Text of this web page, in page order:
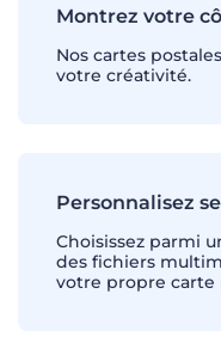
Montrez votre
Nos cartes
votre créativité.
Personnalisez
Choisissez parmi
des fichiers
votre propre carte